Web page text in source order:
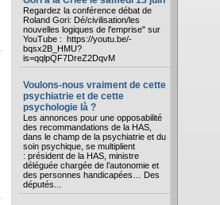
Regardez la conférence débat de
Roland Gori: Dé/civilisation/les
nouvelles logiques de l'emprise" sur
YouTube : https://youtu.be/-
bqsx2B_HMU?
is=qqlpQF7DreZ2DqvM
Voulons-nous vraiment de cette
psychiatrie et de cette
psychologie là ?
Les annonces pour une opposabilité
des recommandations de la HAS,
dans le champ de la psychiatrie et du
soin psychique, se multiplient
: président de la HAS, ministre
déléguée chargée de l’autonomie et
des personnes handicapées… Des
députés...